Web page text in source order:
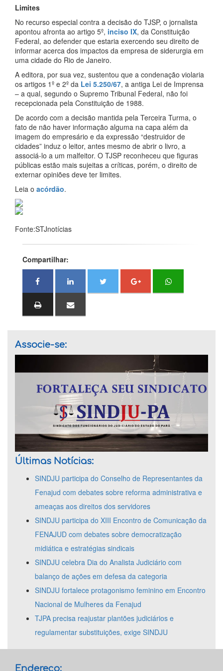
Limites
No recurso especial contra a decisão do TJSP, o jornalista
apontou afronta ao artigo 5º, inciso IX, da Constituição
Federal, ao defender que estaria exercendo seu direito de
informar acerca dos impactos da empresa de siderurgia em
uma cidade do Rio de Janeiro.
A editora, por sua vez, sustentou que a condenação violaria
os artigos 1º e 2º da Lei 5.250/67, a antiga Lei de Imprensa
– a qual, segundo o Supremo Tribunal Federal, não foi
recepcionada pela Constituição de 1988.
De acordo com a decisão mantida pela Terceira Turma, o
fato de não haver informação alguma na capa além da
imagem do empresário e da expressão “destruidor de
cidades” induz o leitor, antes mesmo de abrir o livro, a
associá-lo a um malfeitor. O TJSP reconheceu que figuras
públicas estão mais sujeitas a críticas, porém, o direito de
externar opiniões deve ter limites.
Leia o acórdão.
Fonte:STJnotícias
Compartilhar:
Associe-se:
Últimas Notícias:
SINDJU participa do Conselho de Representantes da
Fenajud com debates sobre reforma administrativa e
ameaças aos direitos dos servidores
SINDJU participa do XIII Encontro de Comunicação da
FENAJUD com debates sobre democratização
midiática e estratégias sindicais
SINDJU celebra Dia do Analista Judiciário com
balanço de ações em defesa da categoria
SINDJU fortalece protagonismo feminino em Encontro
Nacional de Mulheres da Fenajud
TJPA precisa reajustar plantões judiciários e
regulamentar substituições, exige SINDJU
Endereço: